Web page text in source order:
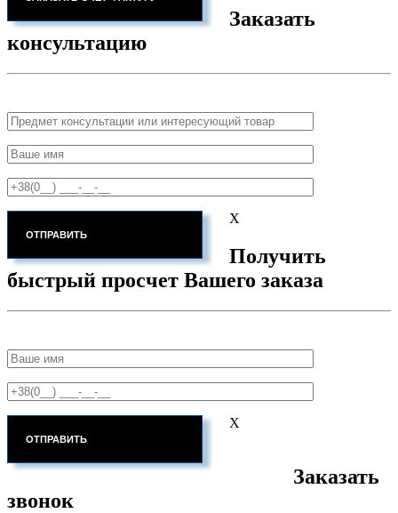
Заказать
консультацию
X
Получить
быстрый просчет Вашего заказа
X
Заказать
звонок